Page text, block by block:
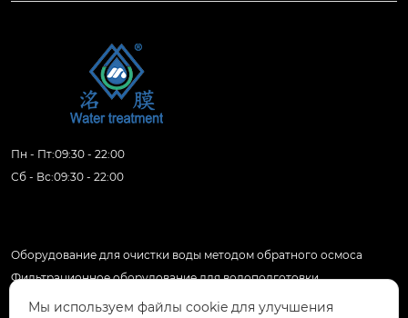
Пн - Пт:09:30 - 22:00
Сб - Вс:09:30 - 22:00
Оборудование для очистки воды методом обратного осмоса
Фильтрационное оборудование для водоподготовки
Комплексное оборудование для очистки воды
Мы используем файлы cookie для улучшения